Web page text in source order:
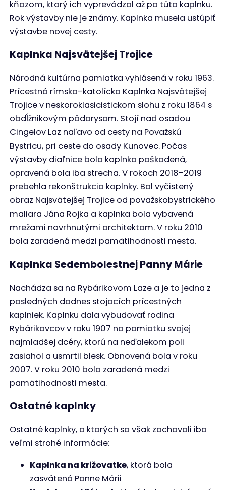
Ustúpiť musela výstavbe novej cesty.
Kaplnka na križovatke zasvätená Panne
Márii
Kaplnka Svätého kríža, zdroj: Hollá
Kaplnka Svätého kríža, zdroj: Belás
Kaplnka na Vlákoch, zdroj: Belás
Kaplnka sv. Anny, zdroj: Makay
Kaplnka svätého Floriána, zdroj: Belás